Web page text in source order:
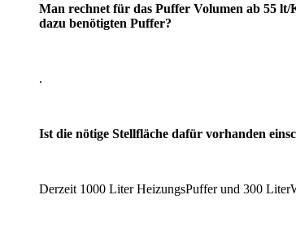
Man rechnet für das Puffer Volumen ab 55 lt/
dazu benötigten Puffer?
.
Ist die nötige Stellfläche dafür vorhanden
Derzeit 1000 Liter HeizungsPuffer und 300